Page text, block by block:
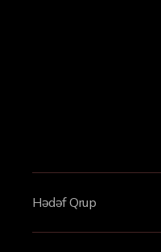
Hədəf Qrup